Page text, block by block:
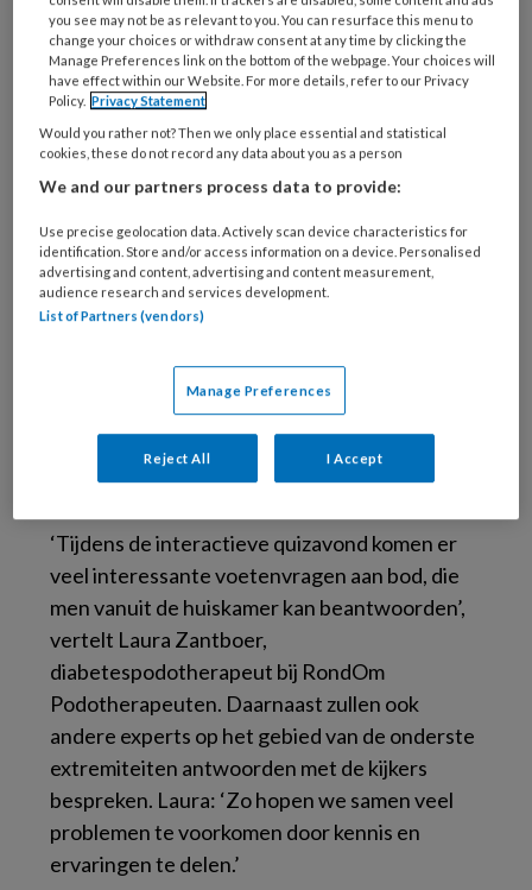
vragen deze wonden om een intensieve
behandeling, gaan ze vaak gepaard met
langdurige ziekenhuisopnames en resulteren
ze in verlies van mobiliteit en kwaliteit van
leven. Zowel voor mensen met diabetes
mellitus als het zorgsysteem is de belasting
groot. De Zorgmodule Preventie Diabetische
Voetulcera 2019 beveelt aan om deze mensen
juist te adviseren over hoe ze hiermee om
kunnen gaan. Om hier op een leuke
RondOm Podotherapeuten bijdragen aan dit
maatschappelijk probleem.
Online quiz
‘Tijdens de interactieve quizavond komen er
veel interessante voetenvragen aan bod, die
men vanuit de huiskamer kan beantwoorden’,
vertelt Laura Zantboer,
diabetespodotherapeut bij RondOm
Podotherapeuten. Daarnaast zullen ook
andere experts op het gebied van de onderste
extremiteiten antwoorden met de kijkers
bespreken. Laura: ‘Zo hopen we samen veel
problemen te voorkomen door kennis en
ervaringen te delen.’
you see may not be as relevant to you. You can resurface this menu to
change your choices or withdraw consent at any time by clicking the
Manage Preferences link on the bottom of the webpage. Your choices will
have effect within our Website. For more details, refer to our Privacy
Policy. Privacy Statement
Would you rather not? Then we only place essential and statistical
cookies, these do not record any data about you as a person
We and our partners process data to provide:
Use precise geolocation data. Actively scan device characteristics for
identification. Store and/or access information on a device. Personalised
advertising and content, advertising and content measurement,
audience research and services development.
List of Partners (vendors)
Manage Preferences
Reject All I Accept